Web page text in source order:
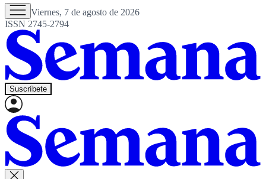
Viernes, 7 de agosto de 2026
ISSN 2745-2794
Suscríbete